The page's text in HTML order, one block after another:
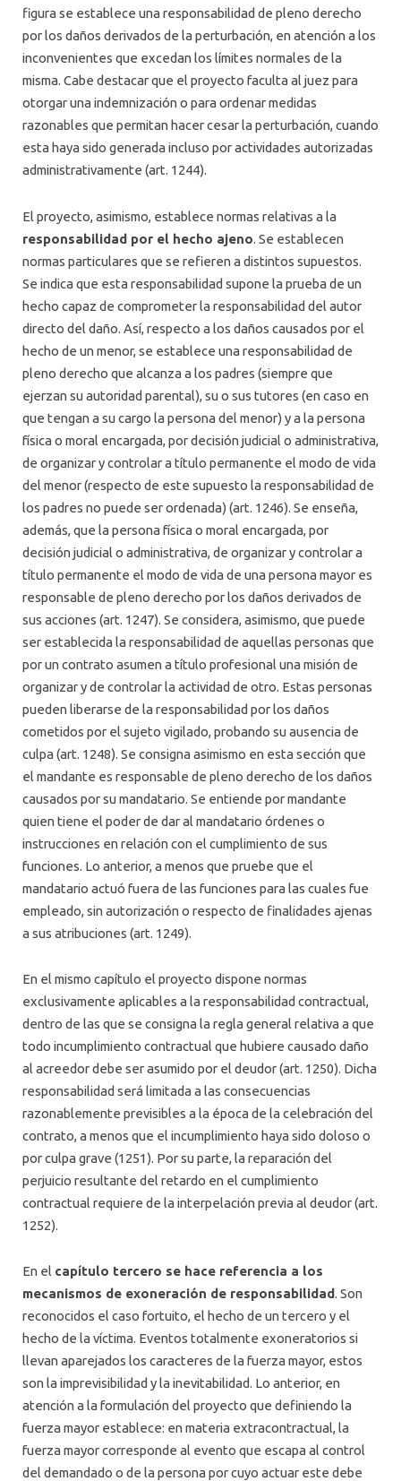
figura se establece una responsabilidad de pleno derecho
por los daños derivados de la perturbación, en atención a los
inconvenientes que excedan los límites normales de la
misma. Cabe destacar que el proyecto faculta al juez para
otorgar una indemnización o para ordenar medidas
razonables que permitan hacer cesar la perturbación, cuando
esta haya sido generada incluso por actividades autorizadas
administrativamente (art. 1244).
El proyecto, asimismo, establece normas relativas a la
responsabilidad por el hecho ajeno. Se establecen
normas particulares que se refieren a distintos supuestos.
Se indica que esta responsabilidad supone la prueba de un
hecho capaz de comprometer la responsabilidad del autor
directo del daño. Así, respecto a los daños causados por el
hecho de un menor, se establece una responsabilidad de
pleno derecho que alcanza a los padres (siempre que
ejerzan su autoridad parental), su o sus tutores (en caso en
que tengan a su cargo la persona del menor) y a la persona
física o moral encargada, por decisión judicial o administrativa,
de organizar y controlar a título permanente el modo de vida
del menor (respecto de este supuesto la responsabilidad de
los padres no puede ser ordenada) (art. 1246). Se enseña,
además, que la persona física o moral encargada, por
decisión judicial o administrativa, de organizar y controlar a
título permanente el modo de vida de una persona mayor es
responsable de pleno derecho por los daños derivados de
sus acciones (art. 1247). Se considera, asimismo, que puede
ser establecida la responsabilidad de aquellas personas que
por un contrato asumen a título profesional una misión de
organizar y de controlar la actividad de otro. Estas personas
pueden liberarse de la responsabilidad por los daños
cometidos por el sujeto vigilado, probando su ausencia de
culpa (art. 1248). Se consigna asimismo en esta sección que
el mandante es responsable de pleno derecho de los daños
causados por su mandatario. Se entiende por mandante
quien tiene el poder de dar al mandatario órdenes o
instrucciones en relación con el cumplimiento de sus
funciones. Lo anterior, a menos que pruebe que el
mandatario actuó fuera de las funciones para las cuales fue
empleado, sin autorización o respecto de finalidades ajenas
a sus atribuciones (art. 1249).
En el mismo capítulo el proyecto dispone normas
exclusivamente aplicables a la responsabilidad contractual,
dentro de las que se consigna la regla general relativa a que
todo incumplimiento contractual que hubiere causado daño
al acreedor debe ser asumido por el deudor (art. 1250). Dicha
responsabilidad será limitada a las consecuencias
razonablemente previsibles a la época de la celebración del
contrato, a menos que el incumplimiento haya sido doloso o
por culpa grave (1251). Por su parte, la reparación del
perjuicio resultante del retardo en el cumplimiento
contractual requiere de la interpelación previa al deudor (art.
1252).
En el capítulo tercero se hace referencia a los
mecanismos de exoneración de responsabilidad. Son
reconocidos el caso fortuito, el hecho de un tercero y el
hecho de la víctima. Eventos totalmente exoneratorios si
llevan aparejados los caracteres de la fuerza mayor, estos
son la imprevisibilidad y la inevitabilidad. Lo anterior, en
atención a la formulación del proyecto que definiendo la
fuerza mayor establece: en materia extracontractual, la
fuerza mayor corresponde al evento que escapa al control
del demandado o de la persona por cuyo actuar este debe